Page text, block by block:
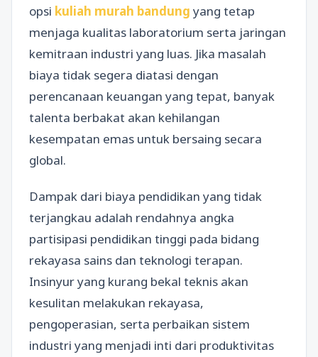
opsi kuliah murah bandung yang tetap
menjaga kualitas laboratorium serta jaringan
kemitraan industri yang luas. Jika masalah
biaya tidak segera diatasi dengan
perencanaan keuangan yang tepat, banyak
talenta berbakat akan kehilangan
kesempatan emas untuk bersaing secara
global.
Dampak dari biaya pendidikan yang tidak
terjangkau adalah rendahnya angka
partisipasi pendidikan tinggi pada bidang
rekayasa sains dan teknologi terapan.
Insinyur yang kurang bekal teknis akan
kesulitan melakukan rekayasa,
pengoperasian, serta perbaikan sistem
industri yang menjadi inti dari produktivitas